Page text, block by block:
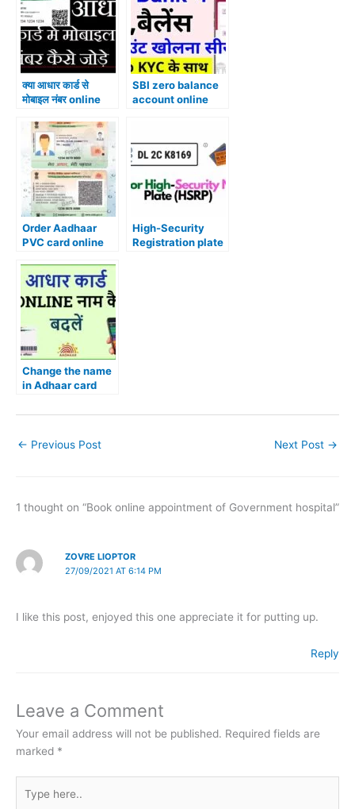
क्या आधार कार्ड से
मोबाइल नंबर online
SBI zero balance
account online
Order Aadhaar
PVC card online
High-Security
Registration plate
Change the name
in Adhaar card
← Previous Post Next Post →
1 thought on “Book online appointment of Government hospital”
ZOVRE LIOPTOR
27/09/2021 AT 6:14 PM
I like this post, enjoyed this one appreciate it for putting up.
Reply
Leave a Comment
Your email address will not be published. Required fields are
marked *
here..